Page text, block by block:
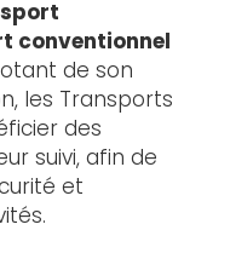
conventionnel
de son
les Transports
des
suivi, afin de
et